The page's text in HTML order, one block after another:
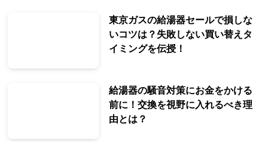
東京ガスの給湯器セールで損しな
いコツは？失敗しない買い替えタ
イミングを伝授！
給湯器の騒音対策にお金をかける
前に！交換を視野に入れるべき理
由とは？